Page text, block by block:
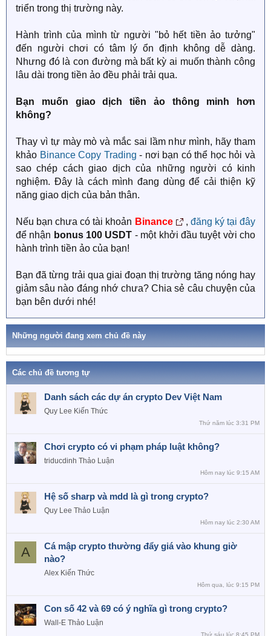
triển trong thị trường này.
Hành trình của mình từ người "bỏ hết tiền ảo tưởng"
đến người chơi có tâm lý ổn định không dễ dàng.
Nhưng đó là con đường mà bất kỳ ai muốn thành công
lâu dài trong tiền ảo đều phải trải qua.
Bạn muốn giao dịch tiền ảo thông minh hơn
không?
Thay vì tự mày mò và mắc sai lầm như mình, hãy tham
khảo Binance Copy Trading - nơi bạn có thể học hỏi và
sao chép cách giao dịch của những người có kinh
nghiệm. Đây là cách mình đang dùng để cải thiện kỹ
năng giao dịch của bản thân.
Nếu bạn chưa có tài khoản Binance , đăng ký tại đây
để nhận bonus 100 USDT - một khởi đầu tuyệt vời cho
hành trình tiền ảo của bạn!
Bạn đã từng trải qua giai đoạn thị trường tăng nóng hay
giảm sâu nào đáng nhớ chưa? Chia sẻ câu chuyện của
bạn bên dưới nhé!
Những người đang xem chủ đề này
Các chủ đề tương tự
Danh sách các dự án crypto Dev Việt Nam
Quy Lee Kiến Thức
Thứ năm lúc 3:31 PM
Chơi crypto có vi phạm pháp luật không?
triducdinh Thảo Luận
Hôm nay lúc 9:15 AM
Hệ số sharp và mdd là gì trong crypto?
Quy Lee Thảo Luận
Hôm nay lúc 2:30 AM
A
Cá mập crypto thường đẩy giá vào khung giờ
nào?
Alex Kiến Thức
Hôm qua, lúc 9:15 PM
Con số 42 và 69 có ý nghĩa gì trong crypto?
Wall-E Thảo Luận